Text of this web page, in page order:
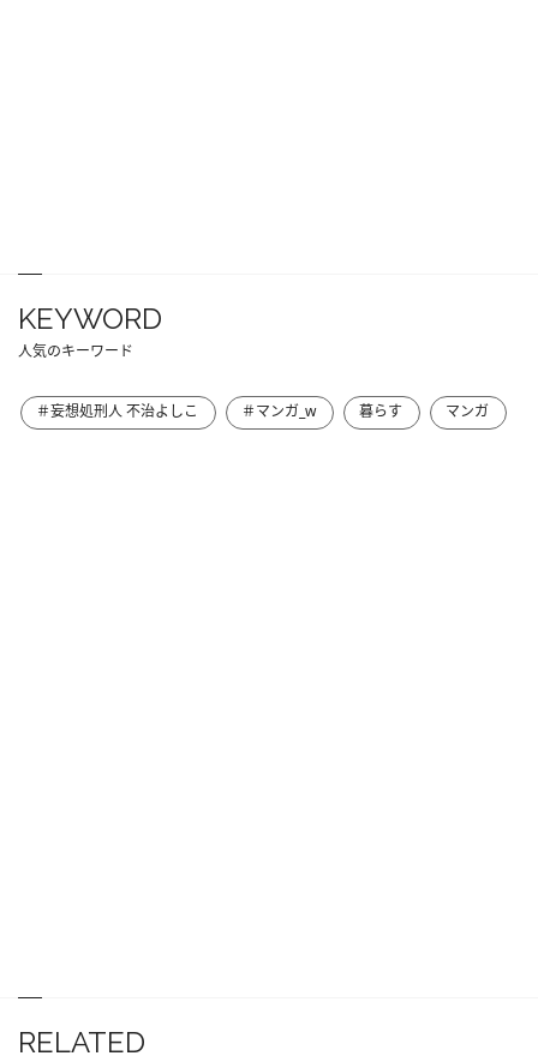
KEYWORD
人気のキーワード
＃妄想処刑人 不治よしこ ＃マンガ_w 暮らす マンガ
RELATED